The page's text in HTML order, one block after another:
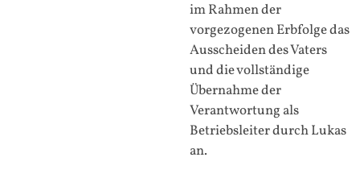
im Rahmen der
vorgezogenen Erbfolge das
Ausscheiden des Vaters
und die vollständige
Übernahme der
Verantwortung als
Betriebsleiter durch Lukas
an.